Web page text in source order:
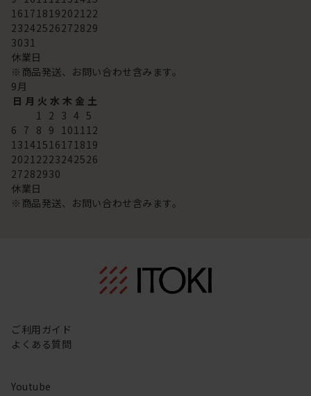
16171819202122
23242526272829
3031
休業日
※商品発送、お問い合わせ含みます。
9月
日 月 火 水 木 金 土
1 2 3 4 5
6 7 8 9 101112
13141516171819
20212223242526
27282930
休業日
※商品発送、お問い合わせ含みます。
ご利用ガイド
よくある質問
Youtube